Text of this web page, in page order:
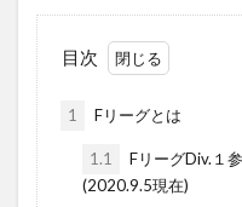
目次
1 Fリーグとは
1.1
FリーグDiv.１
(2020.9.5現在)